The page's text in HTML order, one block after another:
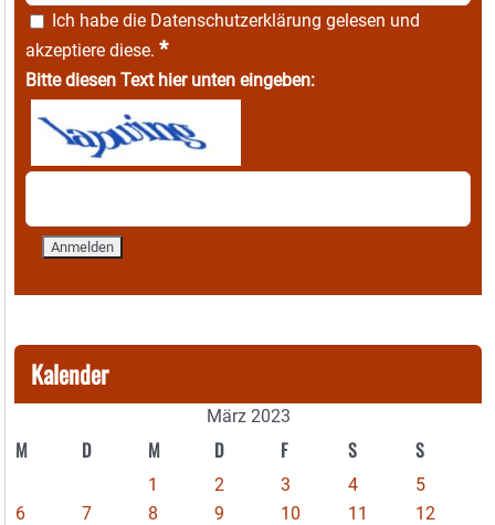
Ich habe die Datenschutzerklärung gelesen und
akzeptiere diese. *
Bitte diesen Text hier unten eingeben:
Kalender
März 2023
M D M D F S S
1 2 3 4
5
6
7 8 9 10 11
12